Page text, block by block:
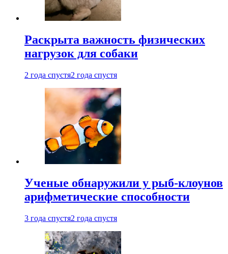
Раскрыта важность физических
нагрузок для собаки
2 года спустя2 года спустя
Ученые обнаружили у рыб-клоунов
арифметические способности
3 года спустя2 года спустя